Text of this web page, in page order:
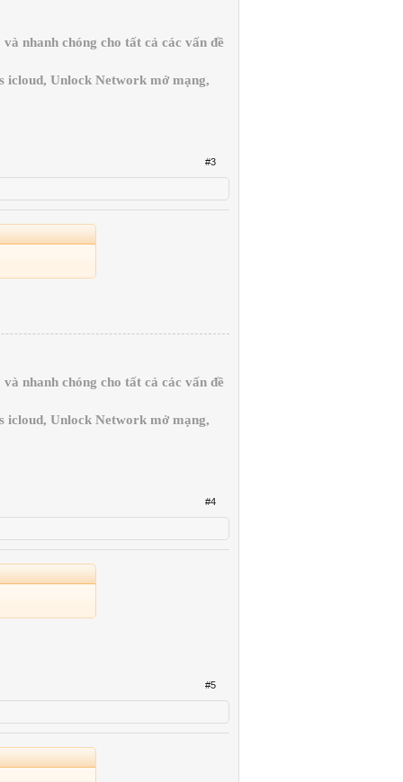
nhanh chóng cho tất cả các vấn đề
icloud, Unlock Network mở mạng,
#3
nhanh chóng cho tất cả các vấn đề
icloud, Unlock Network mở mạng,
#4
#5